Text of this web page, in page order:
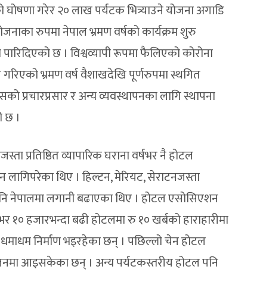
गरेर २० लाख पर्यटक भित्र्याउने योजना अगाडि
रुपमा नेपाल भ्रमण वर्षको कार्यक्रम शुरु
छ । विश्वव्यापी रूपमा फैलिएको कोरोना
भ्रमण वर्ष वैशाखदेखि पूर्णरुपमा स्थगित
प्रचारप्रसार र अन्य व्यवस्थापनका लागि स्थापना
।
प्रतिष्ठित व्यापारिक घराना वर्षभर नै होटल
थिए । हिल्टन, मेरियट, सेराटनजस्ता
नेपालमा लगानी बढाएका थिए । होटल एसोसिएशन
हजारभन्दा बढी होटलमा रु १० खर्बको हाराहारीमा
निर्माण भइरहेका छन् । पछिल्लो चेन होटल
आइसकेका छन् । अन्य पर्यटकस्तरीय होटल पनि